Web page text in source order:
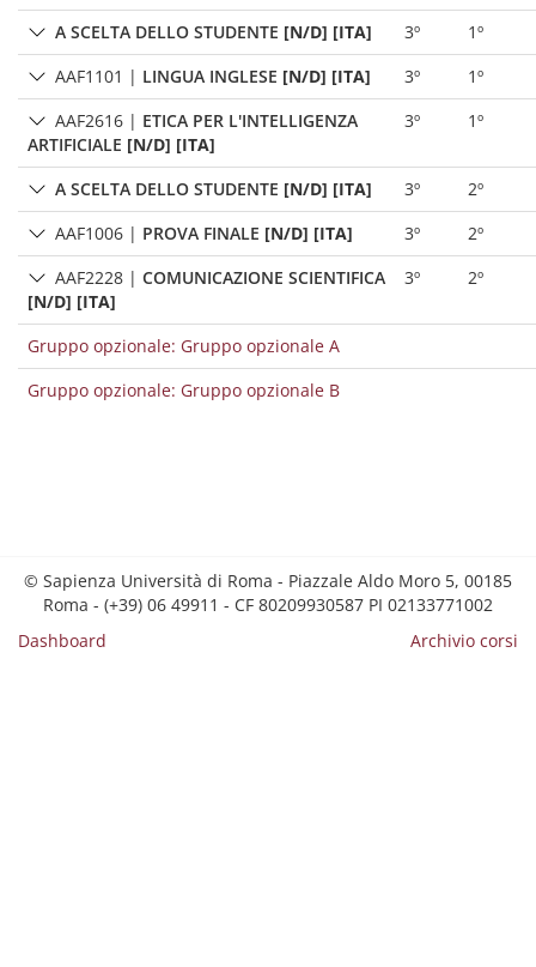
A SCELTA DELLO STUDENTE [N/D] [ITA] 3º
1º
AAF1101 | LINGUA INGLESE [N/D] [ITA] 3º
1º
AAF2616 | ETICA PER L'INTELLIGENZA
ARTIFICIALE [N/D] [ITA]
3º 1º
A SCELTA DELLO STUDENTE [N/D] [ITA] 3º
2º
AAF1006 | PROVA FINALE [N/D] [ITA] 3º
2º
AAF2228 | COMUNICAZIONE SCIENTIFICA
[N/D] [ITA]
3º 2º
Gruppo opzionale: Gruppo opzionale A
Gruppo opzionale: Gruppo opzionale B
© Sapienza Università di Roma - Piazzale Aldo Moro 5, 00185
Roma - (+39) 06 49911 - CF 80209930587 PI 02133771002
Dashboard
Archivio corsi